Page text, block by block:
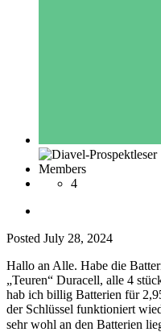
Members
4
Posted July 28, 2024
Hallo an Alle. Habe die
„Teuren“ Duracell, alle 4
hab ich billig Batterien für
der Schlüssel funktioniert
sehr wohl an den Batterien